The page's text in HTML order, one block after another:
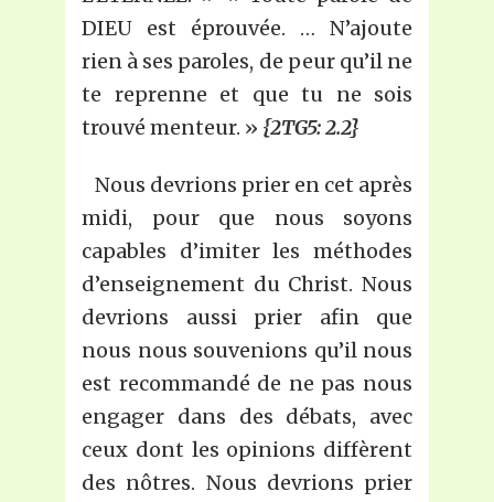
DIEU est éprouvée. … N’ajoute
rien à ses paroles, de peur qu’il ne
te reprenne et que tu ne sois
trouvé menteur. » {2TG5: 2.2}
Nous devrions prier en cet après
midi, pour que nous soyons
capables d’imiter les méthodes
d’enseignement du Christ. Nous
devrions aussi prier afin que
nous nous souvenions qu’il nous
est recommandé de ne pas nous
engager dans des débats, avec
ceux dont les opinions diffèrent
des nôtres. Nous devrions prier